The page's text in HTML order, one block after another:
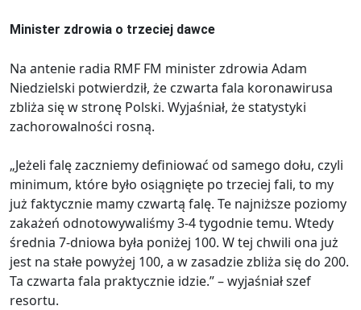
Minister zdrowia o trzeciej dawce
Na antenie radia RMF FM minister zdrowia Adam
Niedzielski potwierdził, że czwarta fala koronawirusa
zbliża się w stronę Polski. Wyjaśniał, że statystyki
zachorowalności rosną.
„Jeżeli falę zaczniemy definiować od samego dołu, czyli
minimum, które było osiągnięte po trzeciej fali, to my
już faktycznie mamy czwartą falę. Te najniższe poziomy
zakażeń odnotowywaliśmy 3-4 tygodnie temu. Wtedy
średnia 7-dniowa była poniżej 100. W tej chwili ona już
jest na stałe powyżej 100, a w zasadzie zbliża się do 200.
Ta czwarta fala praktycznie idzie.” – wyjaśniał szef
resortu.